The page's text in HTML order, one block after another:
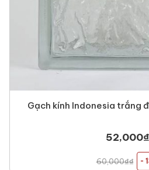
Gạch kính Indonesia trắng
52,000₫
60,000₫₫ -